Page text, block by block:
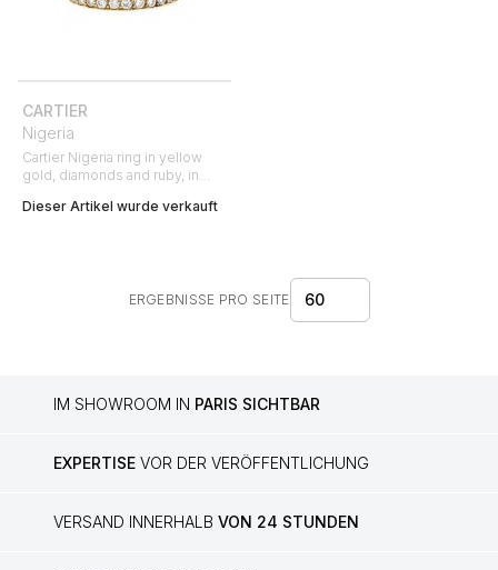
CARTIER
Nigeria
Cartier Nigeria ring in yellow
gold, diamonds and ruby, in
Dieser Artikel wurde verkauft
ERGEBNISSE PRO SEITE 60
IM SHOWROOM IN PARIS SICHTBAR
EXPERTISE VOR DER VERÖFFENTLICHUNG
VERSAND INNERHALB VON 24 STUNDEN